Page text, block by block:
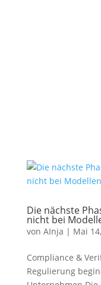
Die nächste
nicht bei
von AInja | Mai
Compliance &
Regulierung